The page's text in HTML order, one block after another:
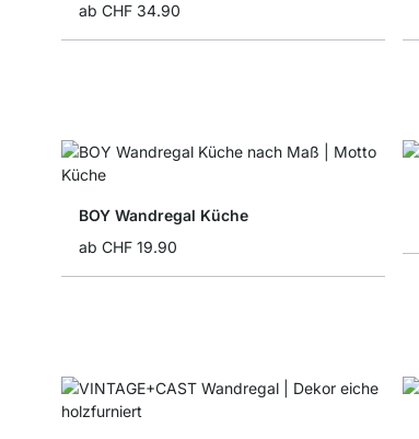
ab CHF 34.90
BOY Wandregal Küche
ab CHF 19.90